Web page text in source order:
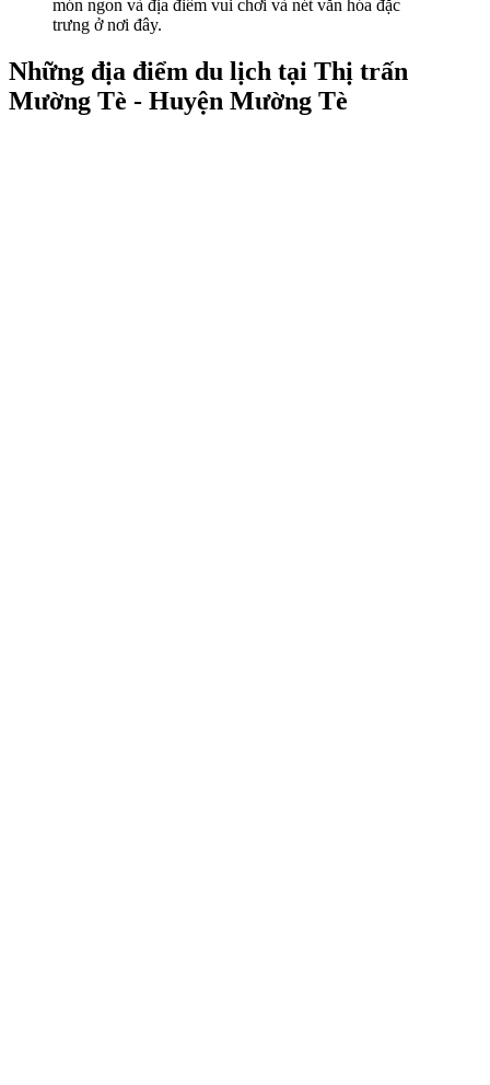
món ngon và địa điểm vui chơi và nét văn hóa đặc
trưng ở nơi đây.
Những địa điểm du lịch tại Thị trấn
Mường Tè - Huyện Mường Tè